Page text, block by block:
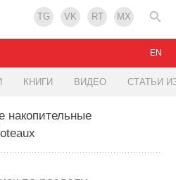
TG VK RT MX
КНИГИ ВИДЕО СТАТЬИ
EN
накопительные